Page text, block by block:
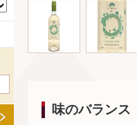
味のバランス